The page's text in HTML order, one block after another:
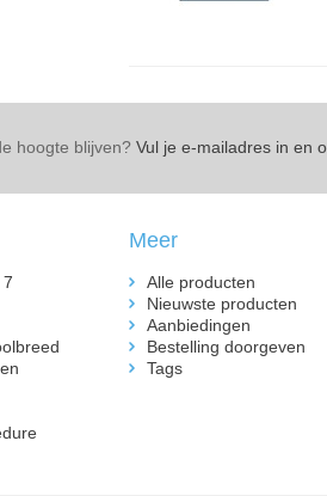
hoogte blijven? Vul je e-mailadres in en
Meer
Alle producten
Nieuwste producten
Aanbiedingen
Bestelling doorgeven
Tags